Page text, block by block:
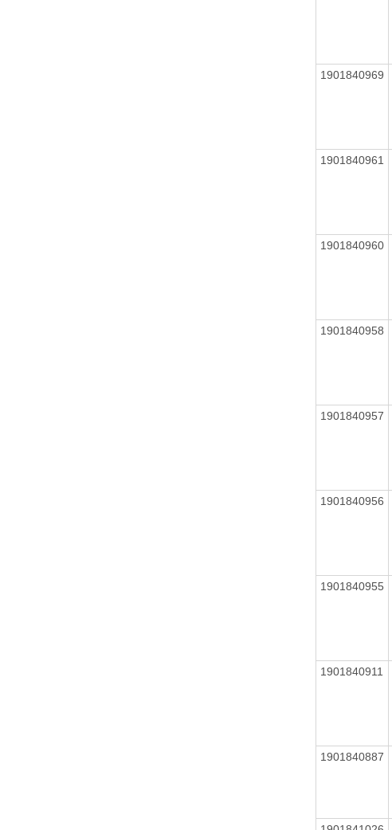
1901840969
1901840961
1901840960
1901840958
1901840957
1901840956
1901840955
1901840911
1901840887